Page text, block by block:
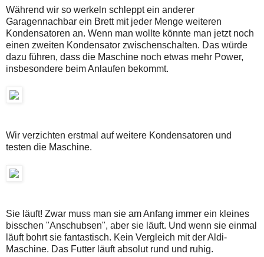
Während wir so werkeln schleppt ein anderer
Garagennachbar ein Brett mit jeder Menge weiteren
Kondensatoren an. Wenn man wollte könnte man jetzt noch
einen zweiten Kondensator zwischenschalten. Das würde
dazu führen, dass die Maschine noch etwas mehr Power,
insbesondere beim Anlaufen bekommt.
Wir verzichten erstmal auf weitere Kondensatoren und
testen die Maschine.
Sie läuft! Zwar muss man sie am Anfang immer ein kleines
bisschen "Anschubsen", aber sie läuft. Und wenn sie einmal
läuft bohrt sie fantastisch. Kein Vergleich mit der Aldi-
Maschine. Das Futter läuft absolut rund und ruhig.